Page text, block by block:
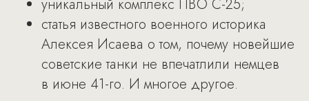
уникальный комплекс ПВО С-25;
статья известного военного историка
Алексея Исаева о том, почему новейшие
советские танки не впечатлили немцев
в июне 41-го. И многое другое.